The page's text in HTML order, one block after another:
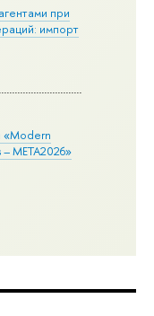
при
импорт
«Modern
META2026»